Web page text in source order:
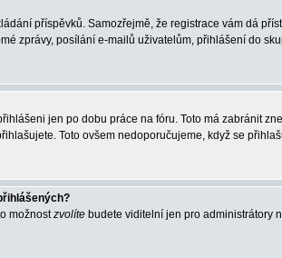
příspěvků. Samozřejmě, že registrace vám dá
zprávy, posílání e-mailů uživatelům, přihlášení do
jen po dobu práce na fóru. Toto má zabránit
Toto ovšem nedoporučujeme, když se
možnostzvolíte budete viditelní jen pro administrátory